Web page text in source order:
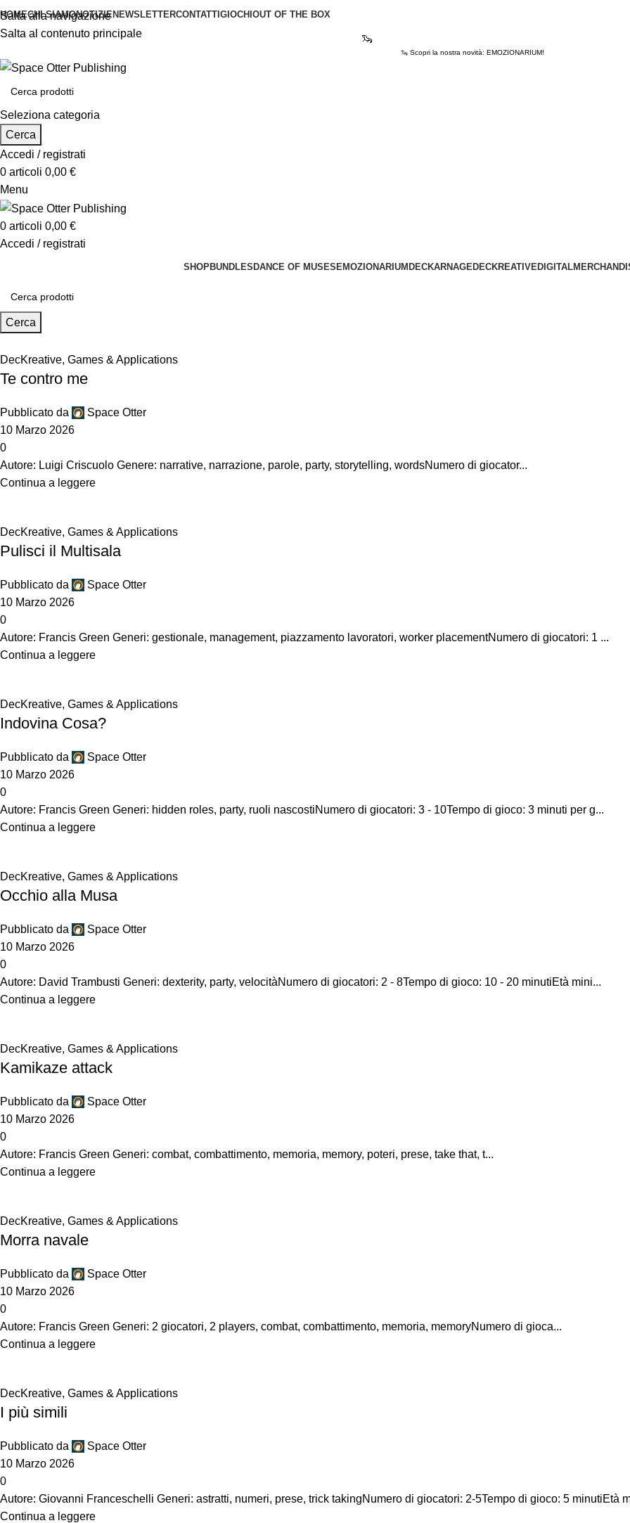
Salta alla navigazione
Salta al contenuto principale
HOMECHI SIAMONOTIZIENEWSLETTERCONTATTI GIOCHI OUT OF THE BOX
🦦
🦦 Scopri la nostra novità: EMOZIONARIUM!
Seleziona categoria
Cerca
Accedi / registrati
0 articoli 0,00 €
Menu
0 articoli 0,00 €
Accedi / registrati
SHOPBUNDLES DANCE OF MUSES EMOZIONARIUM DECKARNAGEDECKREATIVEDIGITAL
Cerca
DecKreative, Games & Applications
Te contro me
Pubblicato da
Space Otter
10 Marzo 2026
0
Autore: Luigi Criscuolo Genere: narrative, narrazione, parole, party, storytelling, wordsNumero di giocator...
Continua a leggere
DecKreative, Games & Applications
Pulisci il Multisala
Pubblicato da
Space Otter
10 Marzo 2026
0
Autore: Francis Green Generi: gestionale, management, piazzamento lavoratori, worker placementNumero di giocatori: 1 ...
Continua a leggere
DecKreative, Games & Applications
Indovina Cosa?
Pubblicato da
Space Otter
10 Marzo 2026
0
Autore: Francis Green Generi: hidden roles, party, ruoli nascostiNumero di giocatori: 3 - 10Tempo di gioco: 3 minuti per g...
Continua a leggere
DecKreative, Games & Applications
Occhio alla Musa
Pubblicato da
Space Otter
10 Marzo 2026
0
Autore: David Trambusti Generi: dexterity, party, velocitàNumero di giocatori: 2 - 8Tempo di gioco: 10 - 20 minutiEtà mini...
Continua a leggere
DecKreative, Games & Applications
Kamikaze attack
Pubblicato da
Space Otter
10 Marzo 2026
0
Autore: Francis Green Generi: combat, combattimento, memoria, memory, poteri, prese, take that, t...
Continua a leggere
DecKreative, Games & Applications
Morra navale
Pubblicato da
Space Otter
10 Marzo 2026
0
Autore: Francis Green Generi: 2 giocatori, 2 players, combat, combattimento, memoria, memoryNumero di gioca...
Continua a leggere
DecKreative, Games & Applications
I più simili
Pubblicato da
Space Otter
10 Marzo 2026
0
Autore: Giovanni Franceschelli Generi: astratti, numeri, prese, trick takingNumero di giocatori: 2-5Tempo di gioco: 5 minutiEtà
Continua a leggere